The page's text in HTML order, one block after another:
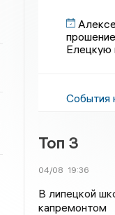
Елецкую
События
Топ 3
04/08 19:36
В липецкой
капремонтом